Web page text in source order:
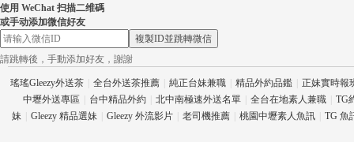
茶
使用 WeChat 扫描二维碼
或手动添加微信好友
複製ID並跳轉微信
請跳轉後，手動添加好友，謝謝
瑤瑤Gleezy外送茶 全台外送茶推薦 純正台妹兼職 精品外約品鑑
正妹實時報
中壢外送專區
台中精品外約 北中南極速外送名單 全台在地素人兼職
TG
妹
Gleezy 精品選妹 Gleezy 外流影片 老司機推薦 桃園中壢素人魚訊 TG 魚